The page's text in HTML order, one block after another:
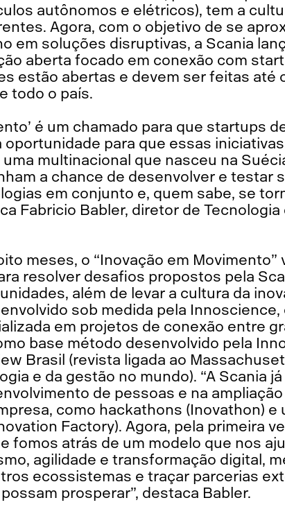
autônomos e elétricos), tem a
Agora, com o objetivo de se
em soluções disruptivas, a Scania
aberta focado em conexão com
estão abertas e devem ser feitas até
todo o país.
é um chamado para que startups
oportunidade para que essas
multinacional que nasceu na
a chance de desenvolver e testar
em conjunto e, quem sabe, se
Fabricio Babler, diretor de
meses, o “Inovação em Movimento”
resolver desafios propostos pela
além de levar a cultura da
sob medida pela
em projetos de conexão entre
base método desenvolvido pela
Brasil (revista ligada ao
e da gestão no mundo). “A Scania
de pessoas e na
como hackathons (Inovathon) e
Factory). Agora, pela primeira
fomos atrás de um modelo que nos
agilidade e transformação digital,
ecossistemas e traçar parcerias
prosperar”, destaca Babler.